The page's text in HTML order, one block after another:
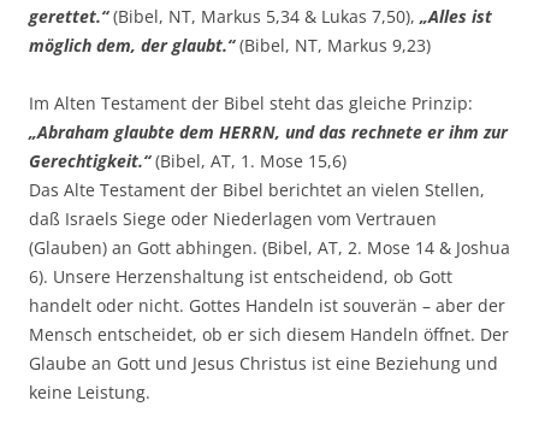
gerettet.“(Bibel, NT, Markus 5,34 & Lukas 7,50), „Alles ist
möglich dem, der glaubt.“(Bibel, NT, Markus 9,23)
Im Alten Testament der Bibel steht das gleiche Prinzip:
„Abraham glaubte dem HERRN, und das rechnete er ihm zur
Gerechtigkeit.“(Bibel, AT, 1. Mose 15,6)
Das Alte Testament der Bibel berichtet an vielen Stellen,
daß Israels Siege oder Niederlagen vom Vertrauen
(Glauben) an Gott abhingen. (Bibel, AT, 2. Mose 14 & Joshua
6). Unsere Herzenshaltung ist entscheidend, ob Gott
handelt oder nicht. Gottes Handeln ist souverän – aber der
Mensch entscheidet, ob er sich diesem Handeln öffnet. Der
Glaube an Gott und Jesus Christus ist eine Beziehung und
keine Leistung.